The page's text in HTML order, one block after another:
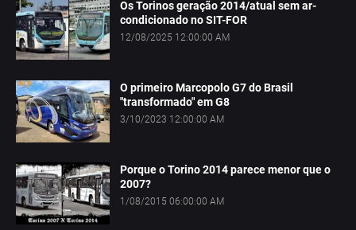
Os Torinos geração 2014/atual sem ar-
condicionado no SIT-FOR
12/08/2025 12:00:00 AM
O primeiro Marcopolo G7 do Brasil
"transformado" em G8
3/10/2023 12:00:00 AM
Porque o Torino 2014 parece menor que o
2007?
1/08/2015 06:00:00 AM